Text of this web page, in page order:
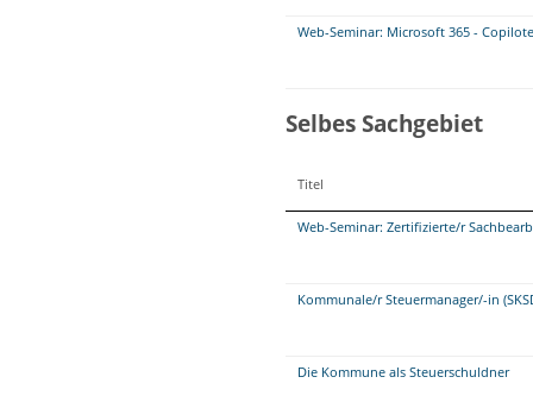
Web-Seminar: Microsoft 365 -
Selbes Sachgebiet
Titel
Web-Seminar: Zertifizierte/r
Kommunale/r Steuermanager/-in
Die Kommune als Steuerschuldner